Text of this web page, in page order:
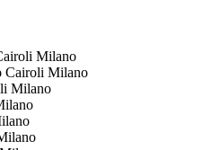
Milano
Cairoli Milano
Milano